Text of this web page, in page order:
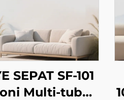
SEPAT SF-101
Multi-tubo